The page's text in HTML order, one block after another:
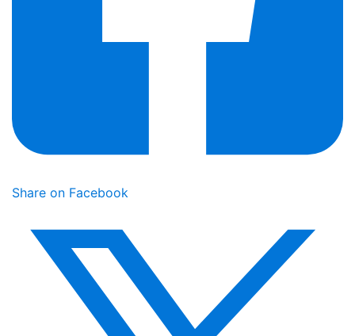
Share on Facebook